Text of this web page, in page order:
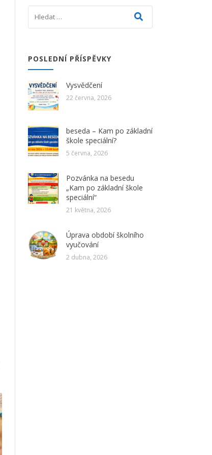
POSLEDNÍ PŘÍSPĚVKY
Vysvědčení
22 června, 2026
beseda – Kam po základní
škole speciální?
5 června, 2026
Pozvánka na besedu
„Kam po základní škole
speciální“
21 května, 2026
Úprava období školního
vyučování
2 dubna, 2026